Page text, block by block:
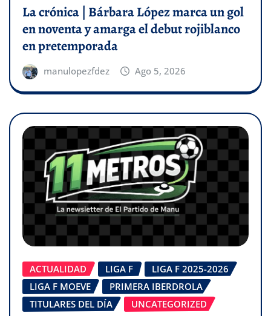
La crónica | Bárbara López marca un gol
en noventa y amarga el debut rojiblanco
en pretemporada
manulopezfdez Ago 5, 2026
ACTUALIDAD LIGA F
LIGA F 2025-2026
LIGA F MOEVE
PRIMERA IBERDROLA
TITULARES DEL DÍA
UNCATEGORIZED